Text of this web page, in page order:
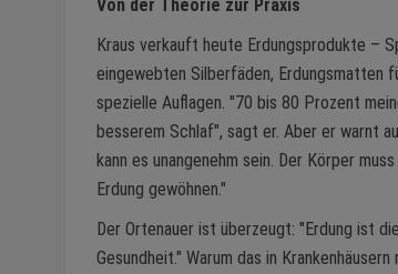
Von der Theorie zur Praxis
Kraus verkauft heute Erdungsprodukte –
eingewebten Silberfäden, Erdungsmatten
spezielle Auflagen. "70 bis 80 Prozent
besserem Schlaf", sagt er. Aber er warnt
kann es unangenehm sein. Der Körper
Erdung gewöhnen."
Der Ortenauer ist überzeugt: "Erdung ist
Gesundheit." Warum das in